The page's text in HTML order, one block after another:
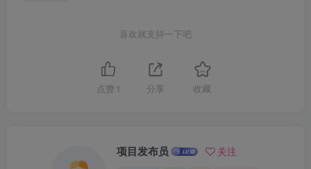
喜欢就支持一下吧
点赞 1 分享 收藏
项目发布员 关注